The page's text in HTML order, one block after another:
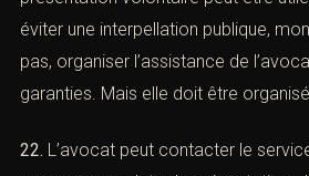
21.La question centrale est souvent :
volontairement ? La réponse dépend
présentation volontaire peut être utile
pas, organiser l’assistance de